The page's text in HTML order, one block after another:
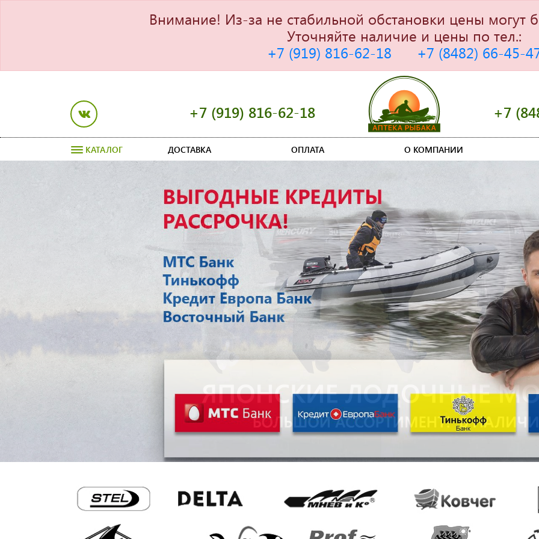
Внимание! Из-за не стабильной обстановки цены могут
Уточняйте наличие и цены по тел.:
+7 (919) 816-62-18
+7 (8482) 66-45-
+7 (919) 816-62-18 +7
КАТАЛОГ ДОСТАВКА ОПЛАТА О КОМПАНИИ
Previous